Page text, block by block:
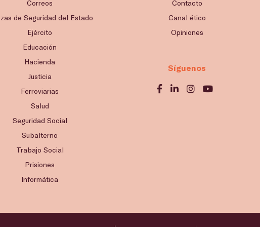
Correos
de Seguridad del Estado
Ejército
Educación
Hacienda
Justicia
Ferroviarias
Salud
Seguridad Social
Subalterno
Trabajo Social
Prisiones
Informática
Contacto
Canal ético
Opiniones
Síguenos